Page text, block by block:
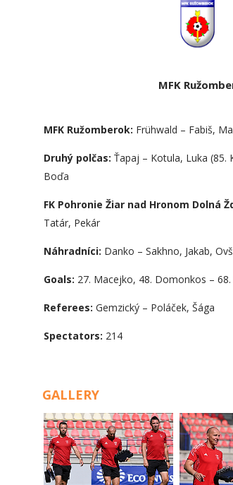
MFK
MFK Ružomberok: Frühwald – Fabiš,
Druhý polčas: Ťapaj – Kotula, Luka (85.
Boďa
FK Pohronie Žiar nad Hronom Dolná
Tatár, Pekár
Náhradníci: Danko – Sakhno, Jakab,
Goals: 27. Macejko, 48. Domonkos –
Referees: Gemzický – Poláček, Šága
Spectators: 214
GALLERY